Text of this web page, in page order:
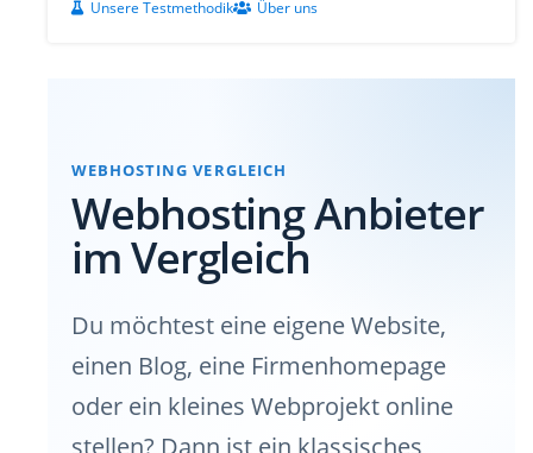
Unsere Testmethodik Über uns
WEBHOSTING VERGLEICH
Webhosting Anbieter
im Vergleich
Du möchtest eine eigene Website,
einen Blog, eine Firmenhomepage
oder ein kleines Webprojekt online
stellen? Dann ist ein klassisches